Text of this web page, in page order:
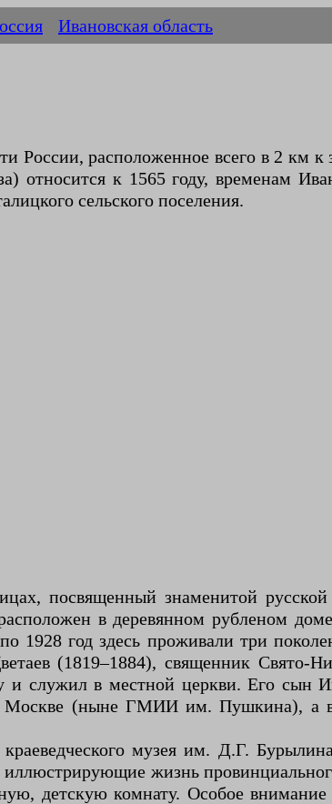
Ивановская область
России, расположенное всего в 2 км к
относится к 1565 году, временам
сельского поселения.
посвященный знаменитой
в деревянном рубленом
1928 год здесь проживали три
(1819–1884), священник Свято-
служил в местной церкви. Его сын
в Москве (ныне ГМИИ им. Пушкина),
музея им. Д.Г.
жизнь
детскую комнату. Особое